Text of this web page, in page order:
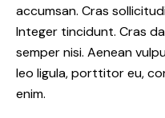
accumsan. Cras
Integer tincidunt. Cras
semper nisi. Aenean
leo ligula, porttitor eu,
enim.